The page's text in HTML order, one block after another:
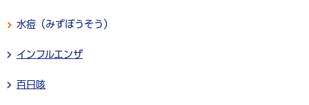
水痘（みずぼうそう）
インフルエンザ
百日咳